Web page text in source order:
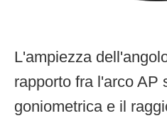
L'ampiezza
rapporto fra l'arco AP
goniometrica e il